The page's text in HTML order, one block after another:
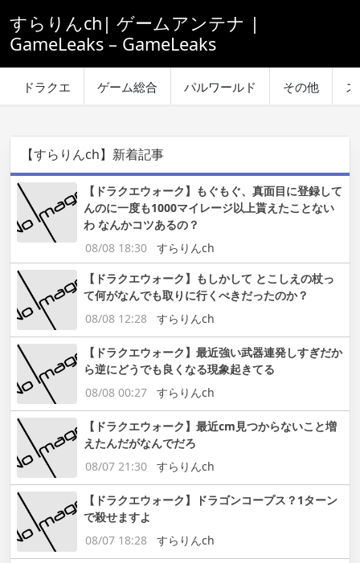
すらりんch| ゲームアンテナ |
GameLeaks – GameLeaks
ドラクエ ゲーム総合 パルワールド その他
【すらりんch】新着記事
【ドラクエウォーク】もぐもぐ、真面目に登録して
んのに一度も1000マイレージ以上貰えたことない
わ なんかコツあるの？
08/08 18:30
すらりんch
【ドラクエウォーク】もしかして とこしえの杖っ
て何がなんでも取りに行くべきだったのか？
08/08 12:28
すらりんch
【ドラクエウォーク】最近強い武器連発しすぎだか
ら逆にどうでも良くなる現象起きてる
08/08 00:27
すらりんch
【ドラクエウォーク】最近cm見つからないこと増
えたんだがなんでだろ
08/07 21:30
すらりんch
【ドラクエウォーク】ドラゴンコープス？1ターン
で殺せますよ
08/07 18:28
すらりんch